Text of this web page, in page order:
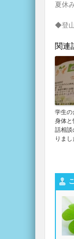
夏休
◆登
関連
学生の
身体と
話相談
りまし